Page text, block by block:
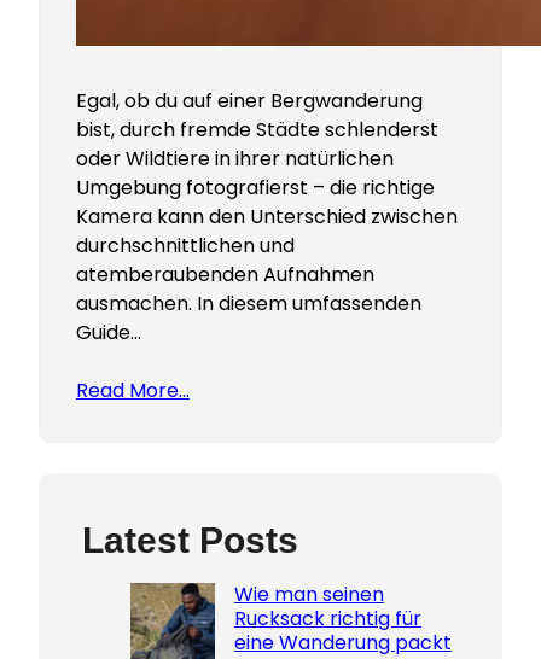
Egal, ob du auf einer Bergwanderung
bist, durch fremde Städte schlenderst
oder Wildtiere in ihrer natürlichen
Umgebung fotografierst – die richtige
Kamera kann den Unterschied zwischen
durchschnittlichen und
atemberaubenden Aufnahmen
ausmachen. In diesem umfassenden
Guide…
Read More…
Latest Posts
Wie man seinen
Rucksack richtig für
eine Wanderung packt